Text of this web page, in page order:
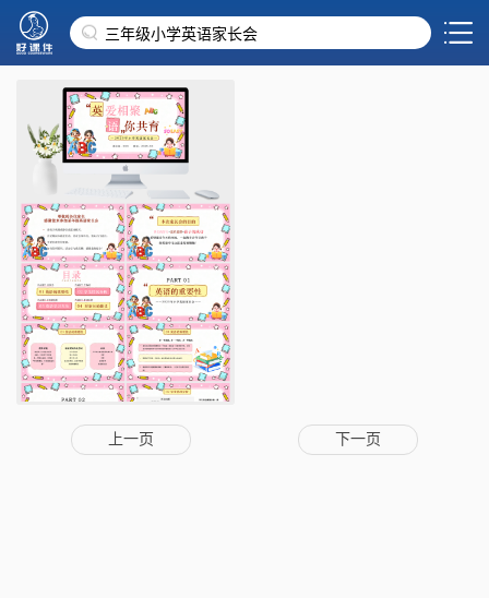
上一页 下一页